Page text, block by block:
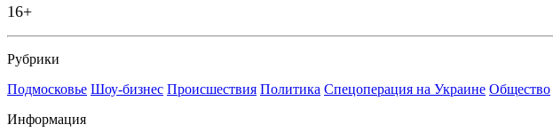
16+
Рубрики
Подмосковье Шоу-бизнес Происшествия Политика Спецоперация на Украине Общество
Информация